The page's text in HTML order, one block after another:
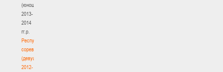
(юноши)
2013-
2014
гг.р.
Республиканские
соревнования
(девушки)
2012-